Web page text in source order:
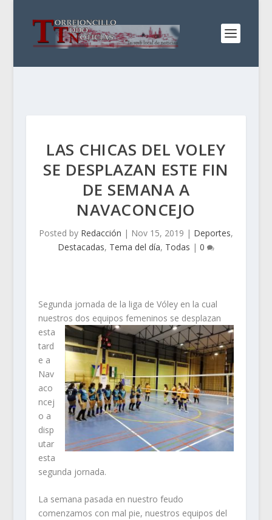
LAS CHICAS DEL VOLEY
SE DESPLAZAN ESTE FIN
DE SEMANA A
NAVACONCEJO
Posted by Redacción | Nov 15, 2019 | Deportes,
Destacadas, Tema del día, Todas | 0
Segunda jornada de la liga de Vóley en la cual
nuestros dos equipos femeninos se desplazan
esta
tard
e a
Nav
aco
ncej
o a
disp
utar
esta
segunda jornada.
La semana pasada en nuestro feudo
comenzamos con mal pie, nuestros equipos del